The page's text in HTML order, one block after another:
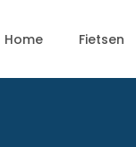
Home Fietsen